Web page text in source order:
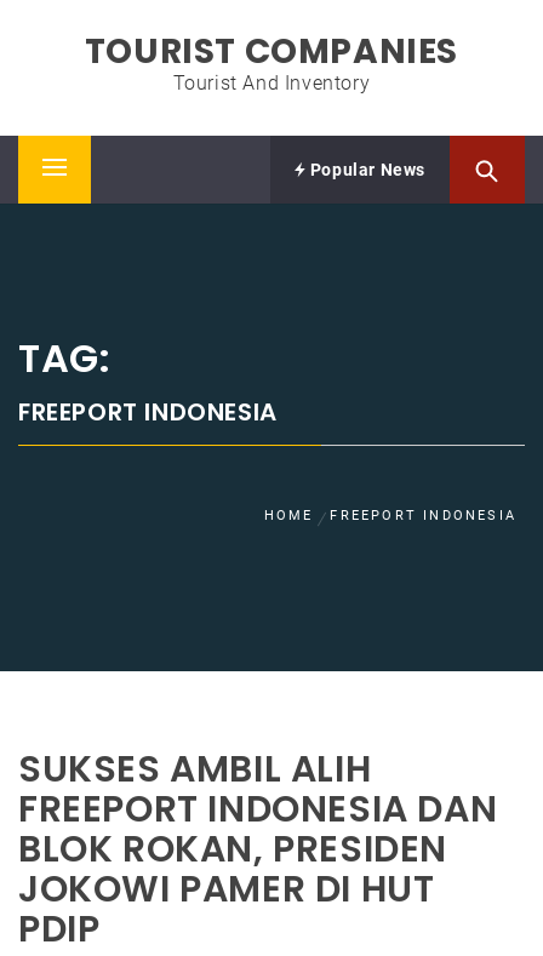
TOURIST COMPANIES
Tourist And Inventory
Primary
Popular News
TAG:
FREEPORT INDONESIA
HOME FREEPORT INDONESIA
SUKSES AMBIL ALIH
FREEPORT INDONESIA DAN
BLOK ROKAN, PRESIDEN
JOKOWI PAMER DI HUT
PDIP